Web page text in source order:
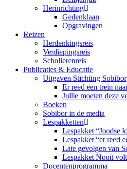
Herinrichting
Gedenklaan
Opgravingen
Reizen
Herdenkingsreis
Verdiepingsreis
Scholierenreis
Publicaties & Educatie
Uitgaven Stichting Sobibor
Er reed een trein
Jullie moeten deze
Boeken
Sobibor in de media
Lespakketten
Lespakket “Joodse
Lespakket “er reed
Late gevolgen van
Lespakket Nooit
Docentenprogramma